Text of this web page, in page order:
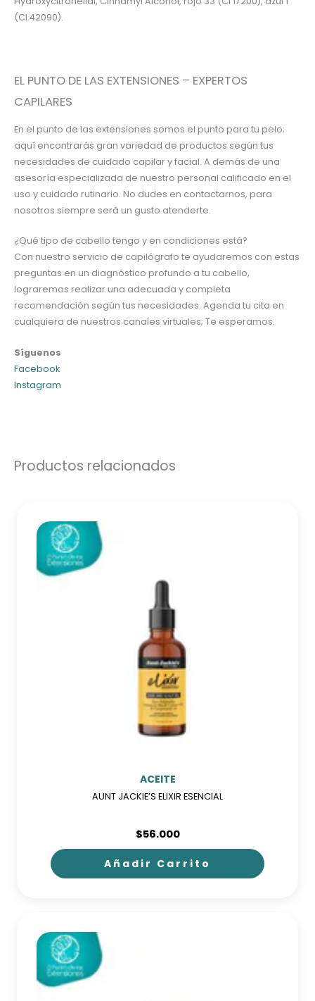
(CI 42090).
EL PUNTO DE LAS EXTENSIONES – EXPERTOS
CAPILARES
En el punto de las extensiones somos el punto para tu pelo;
aquí encontrarás gran variedad de productos según tus
necesidades de cuidado capilar y facial. A demás de una
asesoría especializada de nuestro personal calificado en el
uso y cuidado rutinario. No dudes en contactarnos, para
nosotros siempre será un gusto atenderte.
¿Qué tipo de cabello tengo y en condiciones está?
Con nuestro servicio de capilógrafo te ayudaremos con estas
preguntas en un diagnóstico profundo a tu cabello,
lograremos realizar una adecuada y completa
recomendación según tus necesidades. Agenda tu cita en
cualquiera de nuestros canales virtuales; Te esperamos.
Síguenos
Facebook
Instagram
Productos relacionados
ACEITE
AUNT JACKIE’S ELIXIR ESENCIAL
$56.000
Añadir Carrito